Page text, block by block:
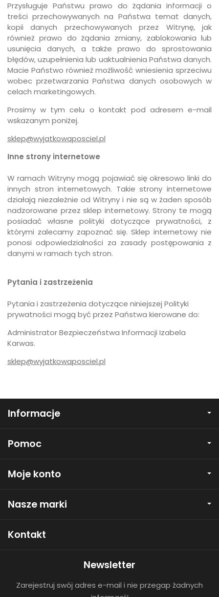
Przysługuje Państwu prawo do żądania informacji o
treści przechowywanych na Państwa temat danych,
kopii danych przechowywanych przez Witrynę, jak
również prawo do żądania zmiany, zablokowania lub
usunięcia danych, a także prawo do sprostowania
błędów, uzupełnienia lub uaktualnienia Państwa danych.
Macie Państwo również możliwość wniesienia sprzeciwu
wobec przetwarzania Państwa danych osobowych w
celach marketingowych.
Prosimy w tym celu o kontakt pod adresem e-mail
wskazanym poniżej.
sklep@wyjatkowaposciel.pl
Inne strony internetowe
W ramach Witryny mogą pojawiać się okresowo linki do
innych stron internetowych. Takie strony internetowe
działają niezależnie od Witryny i nie są w żaden sposób
nadzorowane przez sklep internetowy. Strony te mogą
posiadać własne polityki dotyczące prywatności, z
którymi zalecamy zapoznać się. Sklep internetowy nie
ponosi odpowiedzialności za zasady postępowania z
danymi w ramach tych stron.
Pytania i zastrzeżenia
Pytania i zastrzeżenia dotyczące niniejszej Polityki
prywatności mogą być przez Państwa kierowane do:
Administrator Bezpieczeństwa Informacji Izabela
Karwas.
sklep@wyjatkowaposciel.pl
Informacje
Pomoc
Moje konto
Nasze marki
Kontakt
Newsletter
Zarejestruj swój adres e-mail i nie przegap żadnych